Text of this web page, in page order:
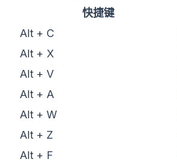
快捷键
Alt + C
Alt + X
Alt + V
Alt + A
Alt + W
Alt + Z
Alt + F